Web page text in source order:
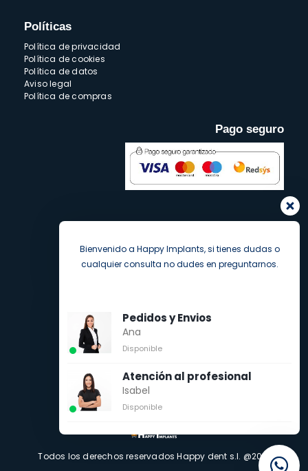
Políticas
Política de privacidad
Política de cookies
Política de datos
Aviso legal
Política de compras
Pago seguro
Todos los derechos reservados Happy dent s.l. @2021
Bienvenido a Happy Implants, si tienes dudas o
cualquier consulta no dudes en preguntarnos.
Pedidos y Envios
Ana
Disponible
Atención al profesional
Isabel
Disponible